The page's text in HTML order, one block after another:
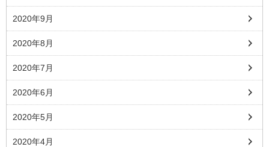
2020年9月
2020年8月
2020年7月
2020年6月
2020年5月
2020年4月